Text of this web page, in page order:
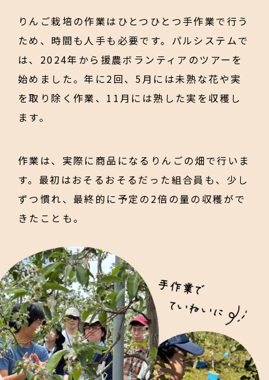
りんご栽培の作業はひとつひとつ手作業で行う
ため、時間も人手も必要です。パルシステムで
は、2024年から援農ボランティアのツアーを
始めました。年に2回、5月には未熟な花や実
を取り除く作業、11月には熟した実を収穫し
ます。
作業は、実際に商品になるりんごの畑で行いま
す。最初はおそるおそるだった組合員も、少し
ずつ慣れ、最終的に予定の2倍の量の収穫がで
きたことも。